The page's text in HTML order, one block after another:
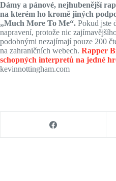
Dámy a pánové, nejhubenější
na kterém ho kromě jiných
„Much More To Me“. Pokud jste
napravení, protože nic
podobnými nezajímají pouze 200
na zahraničních webech. Rapper
schopných interpretů na jedné
kevinnottingham.com